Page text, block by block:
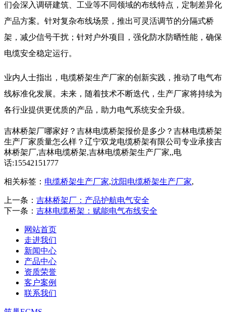
们会深入调研建筑、工业等不同领域的布线特点，定制差异化
产品方案。针对复杂布线场景，推出可灵活调节的分隔式桥
架，减少信号干扰；针对户外项目，强化防水防晒性能，确保
电缆安全稳定运行。
业内人士指出，电缆桥架生产厂家的创新实践，推动了电气布
线标准化发展。未来，随着技术不断迭代，生产厂家将持续为
各行业提供更优质的产品，助力电气系统安全升级。
吉林桥架厂哪家好？吉林电缆桥架报价是多少？吉林电缆桥架
生产厂家质量怎么样？辽宁双龙电缆桥架有限公司专业承接吉
林桥架厂,吉林电缆桥架,吉林电缆桥架生产厂家,,电
话:15542151777
相关标签： 电缆桥架生产厂家,沈阳电缆桥架生产厂家,
上一条： 吉林桥架厂：产品护航电气安全
下一条： 吉林电缆桥架：赋能电气布线安全
网站首页
走进我们
新闻中心
产品中心
资质荣誉
客户案例
联系我们